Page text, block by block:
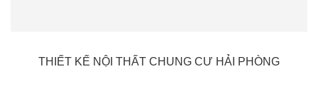
THIẾT KẾ NỘI THẤT CHUNG CƯ HẢI PHÒNG